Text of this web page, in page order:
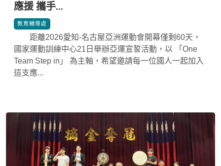
應援 攜手...
教育輔導處 *
距離2026愛知-名古屋亞洲運動會開幕僅剩60天，
國家運動訓練中心21日舉辦亞運宣誓活動，以 「One
Team Step in」 為主軸，希望邀請每一位國人一起加入
這支應...